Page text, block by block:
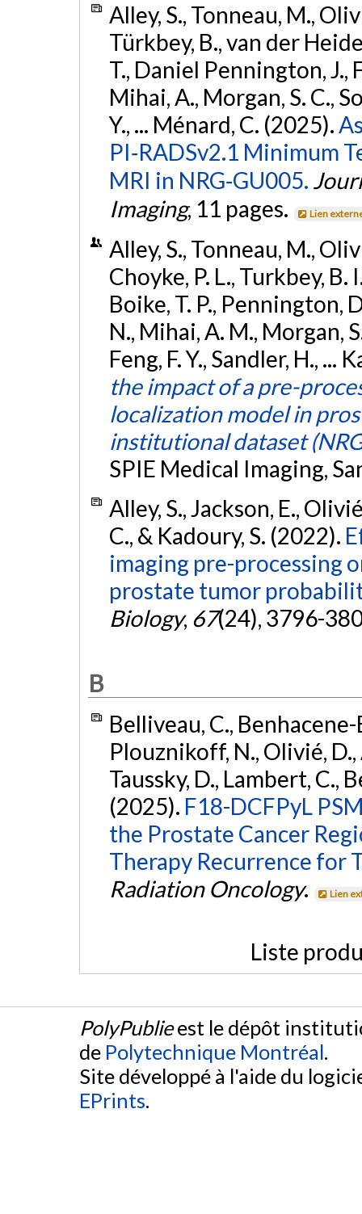
Alley, S., Tonneau, M.,
Türkbey, B., van der
T., Daniel Pennington, J.,
Mihai, A., Morgan, S. C.,
Y., ... Ménard, C. (2025).
PI‐RADSv2.1 Minimum
MRI in NRG‐GU005.
Imaging, 11 pages. Lien
Alley, S., Tonneau, M.,
Choyke, P. L., Turkbey, B.
Boike, T. P., Pennington,
N., Mihai, A. M., Morgan,
Feng, F. Y., Sandler, H.,
the impact of a pre-
localization model in
institutional dataset
SPIE Medical Imaging,
Alley, S., Jackson, E.,
C., & Kadoury, S. (2022).
imaging pre-processing
prostate tumor
Biology, 67(24), 3796-
B
Belliveau, C.,
Plouznikoff, N., Olivié, D.,
Taussky, D., Lambert, C.,
(2025). F18-DCFPyL
the Prostate Cancer
Therapy Recurrence for
Radiation Oncology. Lien
Liste
PolyPublieest le dépôt
de Polytechnique Montréal.
Site développé à l'aide du
EPrints.